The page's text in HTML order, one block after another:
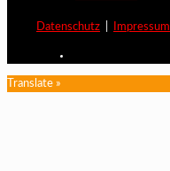
Datenschutz Impressum
Translate »